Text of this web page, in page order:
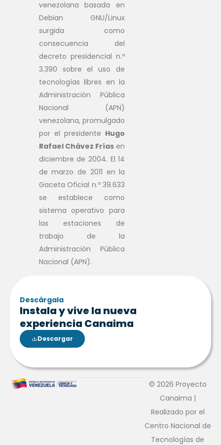
venezolana basada en
Debian GNU/Linux
surgida como
consecuencia del
decreto presidencial n.º
3.390 sobre el uso de
tecnologías libres en la
Administración Pública
Nacional (APN)
venezolana, promulgado
por el presidente Hugo
Rafael Chávez Frías en
diciembre de 2004. El 14
de marzo de 2011 en la
Gaceta Oficial n.º 39.633
se establece como
sistema operativo para
las estaciones de
trabajo de la
Administración Pública
Nacional (APN).
Descárgala
Instala y vive la nueva
experiencia Canaima
Descargar
© 2026 Proyecto
Canaima |
Realizado por el
Centro Nacional de
Tecnologías de